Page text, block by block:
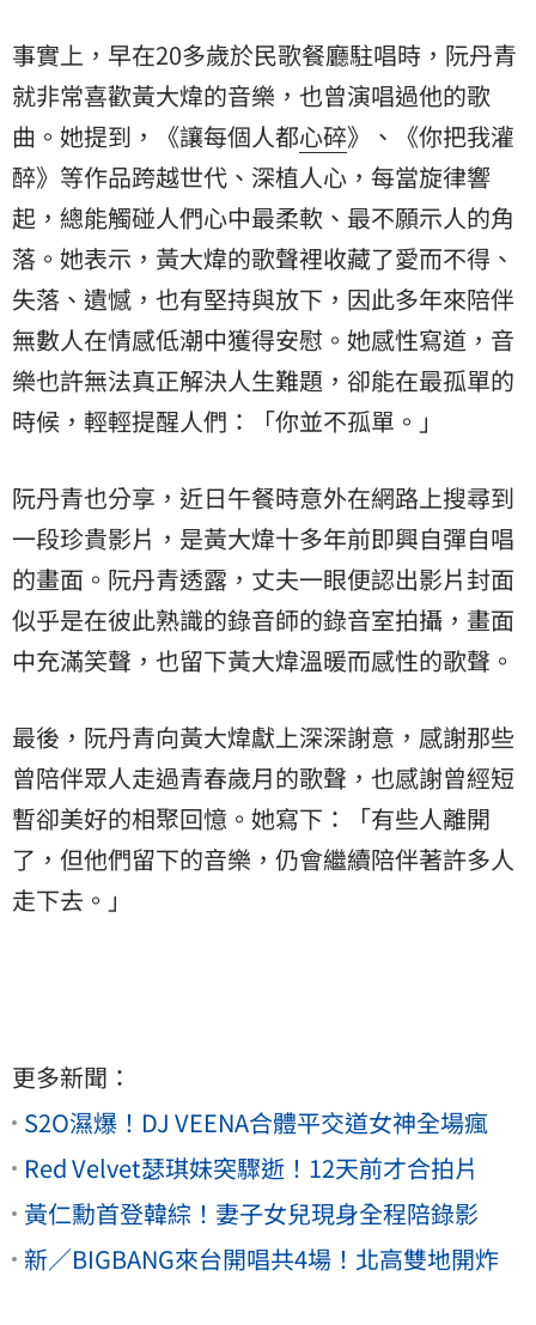
事實上，早在20多歲於民歌餐廳駐唱時，阮丹青
就非常喜歡黃大煒的音樂，也曾演唱過他的歌
曲。她提到，《讓每個人都心碎》、《你把我灌
醉》等作品跨越世代、深植人心，每當旋律響
起，總能觸碰人們心中最柔軟、最不願示人的角
落。她表示，黃大煒的歌聲裡收藏了愛而不得、
失落、遺憾，也有堅持與放下，因此多年來陪伴
無數人在情感低潮中獲得安慰。她感性寫道，音
樂也許無法真正解決人生難題，卻能在最孤單的
時候，輕輕提醒人們：「你並不孤單。」
阮丹青也分享，近日午餐時意外在網路上搜尋到
一段珍貴影片，是黃大煒十多年前即興自彈自唱
的畫面。阮丹青透露，丈夫一眼便認出影片封面
似乎是在彼此熟識的錄音師的錄音室拍攝，畫面
中充滿笑聲，也留下黃大煒溫暖而感性的歌聲。
最後，阮丹青向黃大煒獻上深深謝意，感謝那些
曾陪伴眾人走過青春歲月的歌聲，也感謝曾經短
暫卻美好的相聚回憶。她寫下：「有些人離開
了，但他們留下的音樂，仍會繼續陪伴著許多人
走下去。」
更多新聞：
S2O濕爆！DJ VEENA合體平交道女神全場瘋
Red Velvet瑟琪妹突驟逝！12天前才合拍片
黃仁勳首登韓綜！妻子女兒現身全程陪錄影
新／BIGBANG來台開唱共4場！北高雙地開炸